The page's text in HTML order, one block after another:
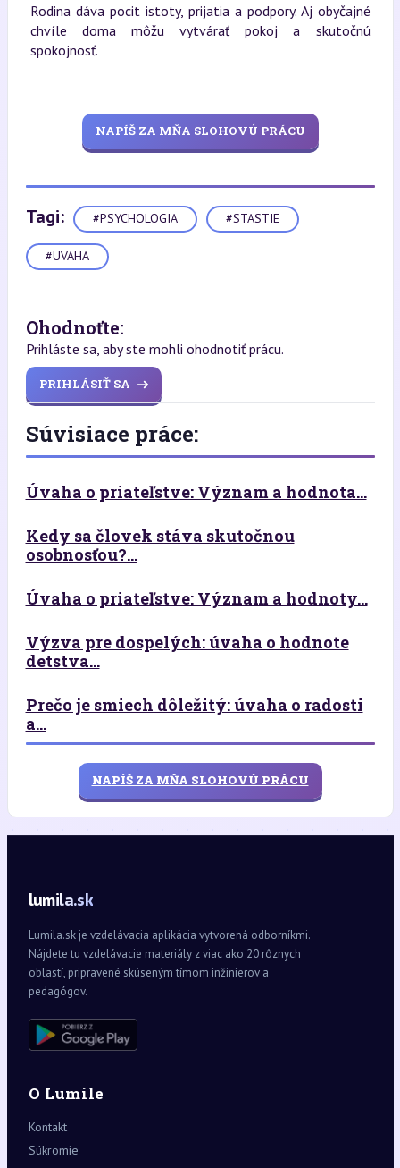
Rodina dáva pocit istoty, prijatia a podpory. Aj obyčajné
chvíle doma môžu vytvárať pokoj a skutočnú
spokojnosť.
NAPÍŠ ZA MŇA SLOHOVÚ PRÁCU
Tagi: #PSYCHOLOGIA #STASTIE
#UVAHA
Ohodnoťte:
Prihláste sa, aby ste mohli ohodnotiť prácu.
PRIHLÁSIŤ SA
Súvisiace práce:
Úvaha o priateľstve: Význam a hodnota...
Kedy sa človek stáva skutočnou
osobnosťou?...
Úvaha o priateľstve: Význam a hodnoty...
Výzva pre dospelých: úvaha o hodnote
detstva...
Prečo je smiech dôležitý: úvaha o radosti
a...
NAPÍŠ ZA MŇA SLOHOVÚ PRÁCU
lumila.sk
Lumila.sk je vzdelávacia aplikácia vytvorená odborníkmi.
Nájdete tu vzdelávacie materiály z viac ako 20 rôznych
oblastí, pripravené skúseným tímom inžinierov a
pedagógov.
O Lumile
Kontakt
Súkromie